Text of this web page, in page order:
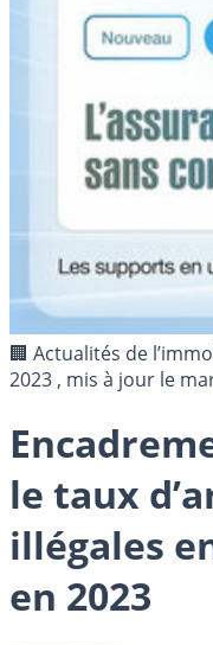
🏢 Actualités de
2023 , mis à jour le
le taux
illégales
en 2023